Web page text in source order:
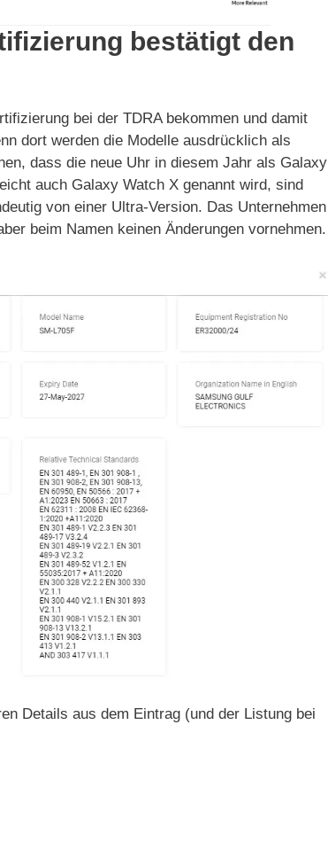
bestätigt den
bei der TDRA bekommen und damit
dort werden die Modelle ausdrücklich als
dass die neue Uhr in diesem Jahr als Galaxy
auch Galaxy Watch X genannt wird, sind
von einer Ultra-Version. Das Unternehmen
beim Namen keinen Änderungen vornehmen.
Details aus dem Eintrag (und der Listung bei